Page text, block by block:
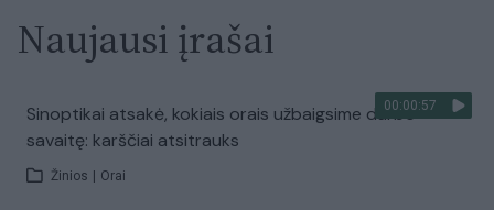
Naujausi įrašai
00:00:57
Sinoptikai atsakė, kokiais orais užbaigsime darbo
savaitę: karščiai atsitrauks
Žinios Orai